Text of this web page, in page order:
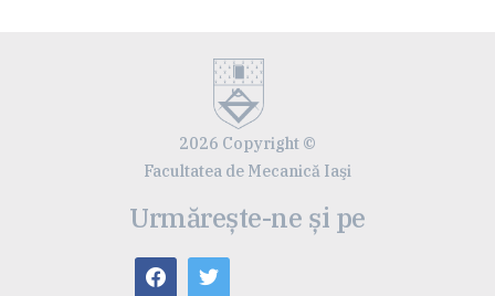
2026 Copyright ©
Facultatea de Mecanică Iaşi
Urmărește-ne și pe